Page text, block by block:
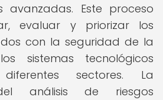
avanzadas. Este proceso
evaluar y priorizar los
con la seguridad de la
sistemas tecnológicos
sectores. La
análisis de riesgos